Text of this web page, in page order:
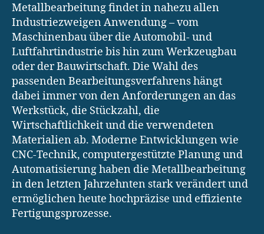
Metallbearbeitung findet in nahezu allen
Industriezweigen Anwendung – vom
Maschinenbau über die Automobil- und
Luftfahrtindustrie bis hin zum Werkzeugbau
oder der Bauwirtschaft. Die Wahl des
passenden Bearbeitungsverfahrens hängt
dabei immer von den Anforderungen an das
Werkstück, die Stückzahl, die
Wirtschaftlichkeit und die verwendeten
Materialien ab. Moderne Entwicklungen wie
CNC-Technik, computergestützte Planung und
Automatisierung haben die Metallbearbeitung
in den letzten Jahrzehnten stark verändert und
ermöglichen heute hochpräzise und effiziente
Fertigungsprozesse.